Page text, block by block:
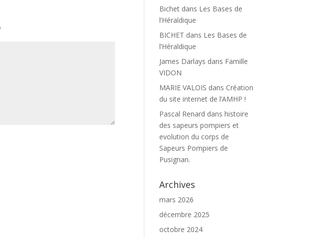
Bichet dans Les Bases de
l’Héraldique
BICHET dans Les Bases de
l’Héraldique
James Darlays dans Famille
VIDON
MARIE VALOIS dans Création
du site internet de l’AMHP !
Pascal Renard danshistoire
des sapeurs pompiers et
evolution du corps de
Sapeurs Pompiers de
Pusignan.
Archives
mars 2026
décembre 2025
octobre 2024